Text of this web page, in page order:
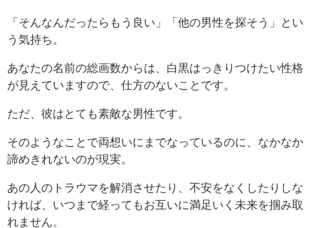
「そんなんだったらもう良い」「他の男性を探そう」とい
う気持ち。
あなたの名前の総画数からは、白黒はっきりつけたい性格
が見えていますので、仕方のないことです。
ただ、彼はとても素敵な男性です。
そのようなことで両想いにまでなっているのに、なかなか
諦めきれないのが現実。
あの人のトラウマを解消させたり、不安をなくしたりしな
ければ、いつまで経ってもお互いに満足いく未来を掴み取
れません。